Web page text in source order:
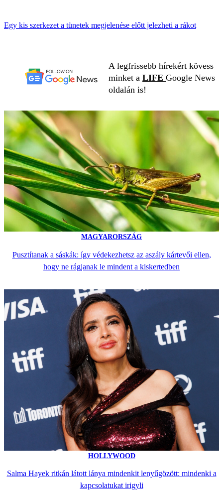
Egy kis szerkezet a tünetek megjelenése előtt jelezheti a rákot
A legfrissebb hírekért kövess
minket a LIFE Google News
oldalán is!
MAGYARORSZÁG
Pusztítanak a sáskák: így védekezhetsz az aszály kártevői ellen,
hogy ne rágjanak le mindent a kiskertedben
HOLLYWOOD
Salma Hayek ritkán látott lánya mindenkit lenyűgözött: mindenki a
kapcsolatukat irigyli